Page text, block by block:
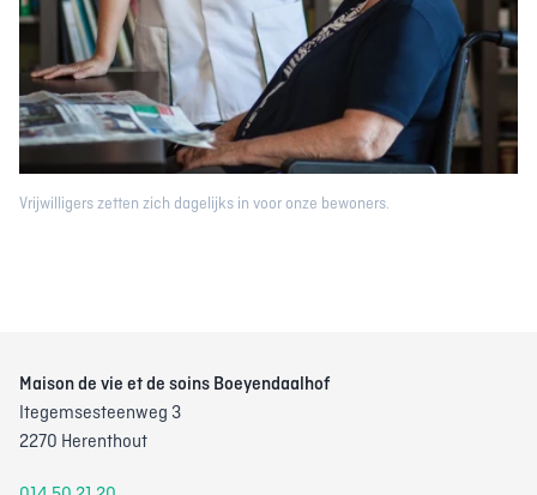
Vrijwilligers zetten zich dagelijks in voor onze bewoners.
Maison de vie et de soins Boeyendaalhof
Itegemsesteenweg 3
2270 Herenthout